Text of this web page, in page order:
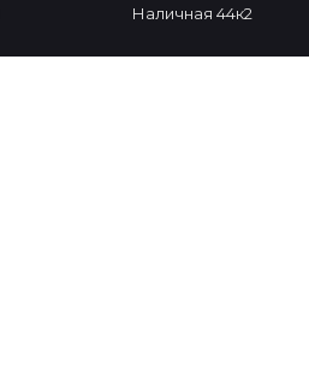
Наличная 44к2